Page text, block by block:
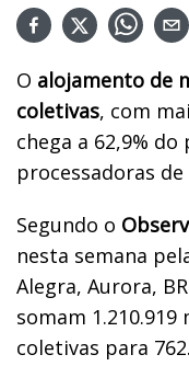
O alojamento de
coletivas, com
chega a 62,9%
processadoras
Segundo o
nesta semana
Alegra, Aurora,
somam
coletivas para